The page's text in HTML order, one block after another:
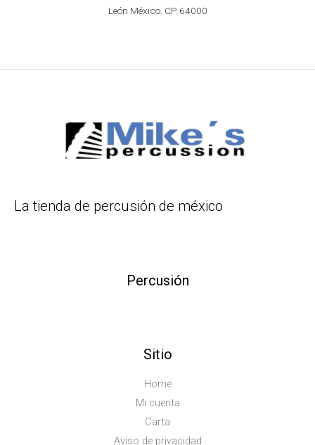
León México. CP. 64000
La tienda de percusión de méxico
Percusión
Sitio
Home
Mi cuenta
Carta
Aviso de privacidad